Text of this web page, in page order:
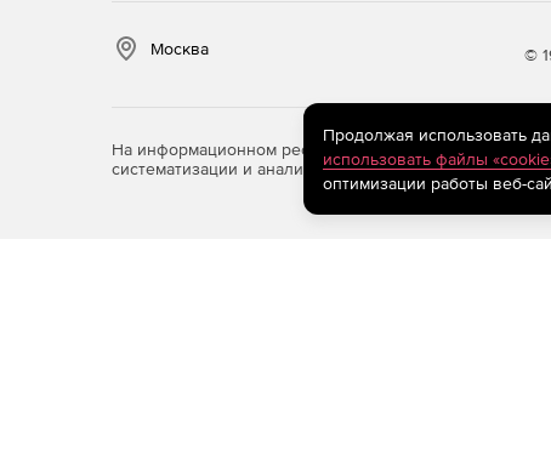
512 МБ оперативной памяти (RAM),
Веб-доступ необходим для регистрации
живых обновлений для программы.
Москва ©
На информационном ресурсе store.softline.ru
систематизации и анализа сведений, относящихся к
Продолжая использовать
использовать файлы
оптимизации работы веб-